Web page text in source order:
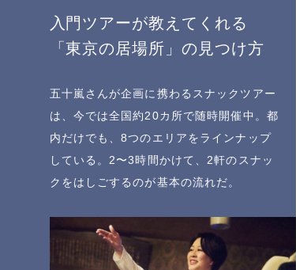
入門ツアーが教えてくれる
「東京の居場所」の見つけ方
五十嵐さんが企画に携わるスナックツアー
は、今では全国約20カ所で随時開催中。都
内だけでも、8つのエリアをラインナップ
している。2〜3時間かけて、2軒のスナッ
クをはしごするのが基本の流れだ。